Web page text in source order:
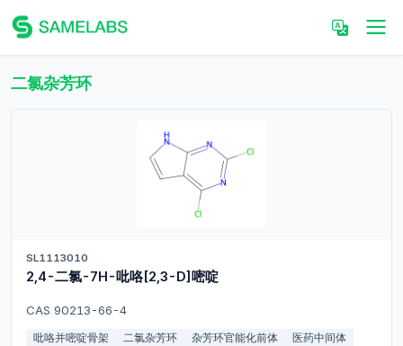
二氯杂芳环
SL1113010
2,4-二氯-7H-吡咯[2,3-D]嘧啶
CAS 90213-66-4
吡咯并嘧啶骨架 二氯杂芳环 杂芳环官能化前体 医药中间体